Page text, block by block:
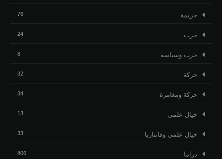
جريمة 76
حرب 24
حرب وسياسة 8
حركة 32
حركة ومغامرة 34
خيال علمي 13
خيال علمي وفانتازيا 33
دراما 806